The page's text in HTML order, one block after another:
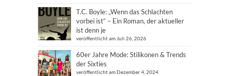
T.C. Boyle: „Wenn das Schlachten
vorbei ist“ – Ein Roman, der aktueller
ist denn je
veröffentlicht am Juli 26, 2026
60er Jahre Mode: Stilikonen & Trends
der Sixties
veröffentlicht am Dezember 4, 2024